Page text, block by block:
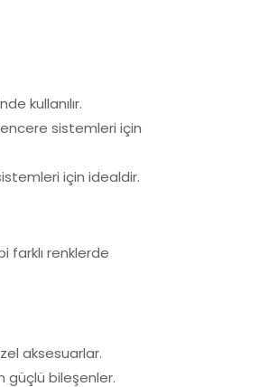
kullanılır.
sistemleri için
için idealdir.
farklı renklerde
aksesuarlar.
güçlü bileşenler.